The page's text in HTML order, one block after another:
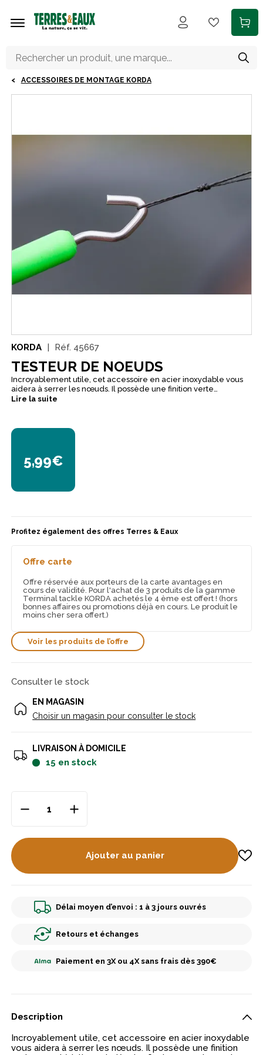
ACCESSOIRES DE MONTAGE KORDA
KORDA Réf. 45667
TESTEUR DE NOEUDS
Incroyablement utile, cet accessoire en acier inoxydable vous
aidera à serrer les nœuds. Il possède une finition verte
caractéristique de Korda afin de ne pas le perdre.
Lire la suite
5,99€
Profitez également des offres Terres & Eaux
Offre carte
Offre réservée aux porteurs de la carte avantages en
cours de validité. Pour l'achat de 3 produits de la gamme
Terminal tackle KORDA achetés le 4 ème est offert ! (hors
bonnes affaires ou promotions déjà en cours. Le produit le
moins cher sera offert.)
Voir les produits de l’offre
Consulter le stock
EN MAGASIN
Choisir un magasin pour consulter le stock
LIVRAISON À DOMICILE
15 en stock
Ajouter au panier
Délai moyen d’envoi : 1 à 3 jours ouvrés
Retours et échanges
Paiement en 3X ou 4X sans frais dès 390€
Description
Incroyablement utile, cet accessoire en acier inoxydable
vous aidera à serrer les nœuds. Il possède une finition